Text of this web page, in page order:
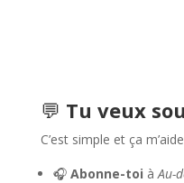
💬 Tu veux
C’est simple et ça
🎧 Abonne-toi à Au-